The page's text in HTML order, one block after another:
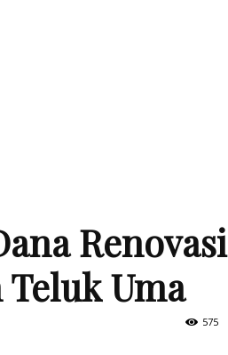
Renovasi
Uma
575